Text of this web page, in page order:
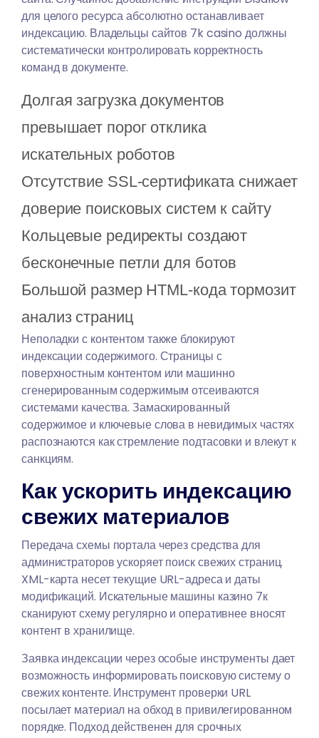
для целого ресурса абсолютно останавливает
индексацию. Владельцы сайтов 7k casino должны
систематически контролировать корректность
команд в документе.
Долгая загрузка документов
превышает порог отклика
искательных роботов
Отсутствие SSL-сертификата снижает
доверие поисковых систем к сайту
Кольцевые редиректы создают
бесконечные петли для ботов
Большой размер HTML-кода тормозит
анализ страниц
Неполадки с контентом также блокируют
индексации содержимого. Страницы с
поверхностным контентом или машинно
сгенерированным содержимым отсеиваются
системами качества. Замаскированный
содержимое и ключевые слова в невидимых частях
распознаются как стремление подтасовки и влекут к
санкциям.
Как ускорить индексацию
свежих материалов
Передача схемы портала через средства для
администраторов ускоряет поиск свежих страниц.
XML-карта несет текущие URL-адреса и даты
модификаций. Искательные машины казино 7к
сканируют схему регулярно и оперативнее вносят
контент в хранилище.
Заявка индексации через особые инструменты дает
возможность информировать поисковую систему о
свежих контенте. Инструмент проверки URL
посылает материал на обход в привилегированном
порядке. Подход действенен для срочных